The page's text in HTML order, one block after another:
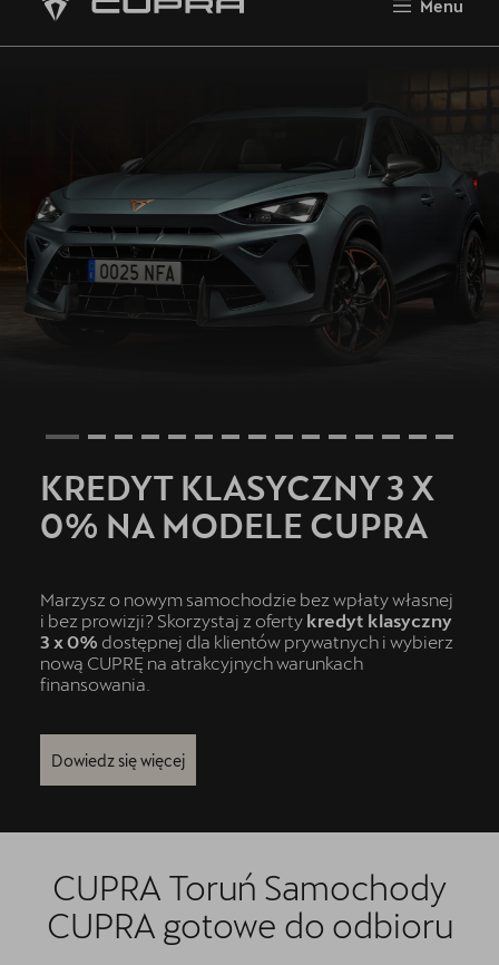
Menu
Poznaj nas!
CUPRA Formentor
Cupra Formentor VZ5
CUPRA Terramar
Cupra Leon
Cupra Born
INDOOR Triathlon Series
Jazda próbna CUPRĄ
Samochody używane z gwarancją
Finansowanie
Oferta i aktualności
KREDYT KLASYCZNY 3 X
0% NA MODELE CUPRA
Marzysz o nowym samochodzie bez wpłaty własnej
i bez prowizji? Skorzystaj z oferty kredyt klasyczny
3 x 0% dostępnej dla klientów prywatnych i wybierz
nową CUPRĘ na atrakcyjnych warunkach
finansowania.
Dowiedz się więcej
CUPRA Toruń Samochody
CUPRA gotowe do odbioru